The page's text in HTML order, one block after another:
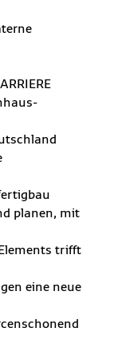
planen, mit
trifft
eine neue